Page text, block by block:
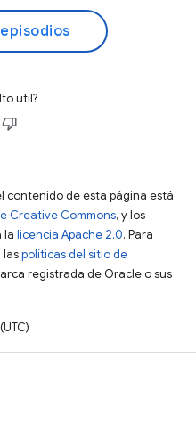
útil?
contenido de esta página está
Creative Commons, y los
la licencia Apache 2.0. Para
laspolíticas del sitio de
registrada de Oracle o sus